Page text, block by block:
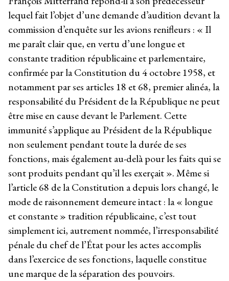
lequel fait l’objet d’une demande d’audition devant la
commission d’enquête sur les avions renifleurs : « Il
me paraît clair que, en vertu d’une longue et
constante tradition républicaine et parlementaire,
confirmée par la Constitution du 4 octobre 1958, et
notamment par ses articles 18 et 68, premier alinéa, la
responsabilité du Président de la République ne peut
être mise en cause devant le Parlement. Cette
immunité s’applique au Président de la République
non seulement pendant toute la durée de ses
fonctions, mais également au-delà pour les faits qui se
sont produits pendant qu’il les exerçait ». Même si
l’article 68 de la Constitution a depuis lors changé, le
mode de raisonnement demeure intact : la « longue
et constante » tradition républicaine, c’est tout
simplement ici, autrement nommée, l’irresponsabilité
pénale du chef de l’État pour les actes accomplis
dans l’exercice de ses fonctions, laquelle constitue
une marque de la séparation des pouvoirs.